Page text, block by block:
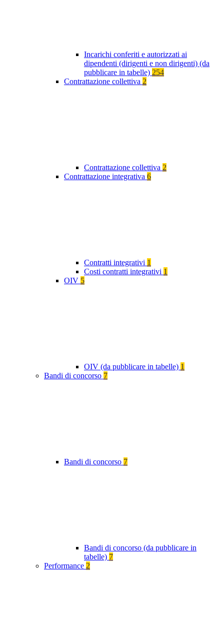
Incarichi conferiti e autorizzati ai
dipendenti (dirigenti e non dirigenti) (da
pubblicare in tabelle) 254
Contrattazione collettiva 2
Contrattazione collettiva 2
Contrattazione integrativa 6
Contratti integrativi 1
Costi contratti integrativi 1
OIV 5
OIV (da pubblicare in tabelle) 1
Bandi di concorso 7
Bandi di concorso 7
Bandi di concorso (da pubblicare in
tabelle) 7
Performance 2